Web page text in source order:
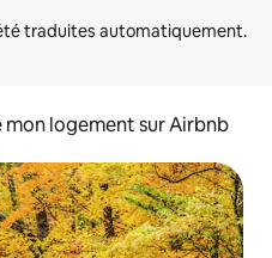
logement sur Airbnb